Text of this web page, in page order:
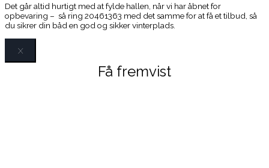
Det går altid hurtigt med at fylde hallen, når vi har åbnet for
opbevaring – så ring 20461363 med det samme for at få et tilbud, så
du sikrer din båd en god og sikker vinterplads.
X
Få fremvist